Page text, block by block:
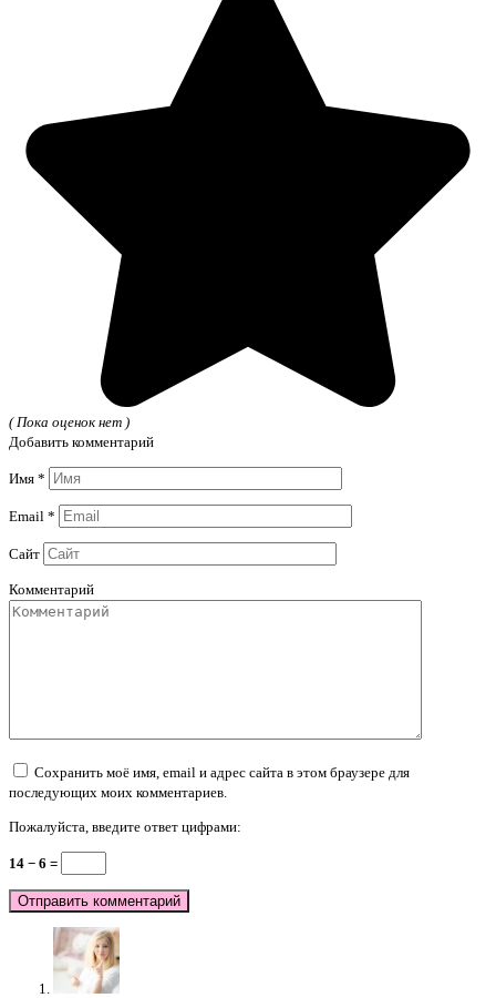
( Пока оценок нет )
Добавить комментарий
Имя *
Email *
Сайт
Комментарий
Сохранить моё имя, email и адрес сайта в этом браузере для
последующих моих комментариев.
Пожалуйста, введите ответ цифрами:
14 − 6 =